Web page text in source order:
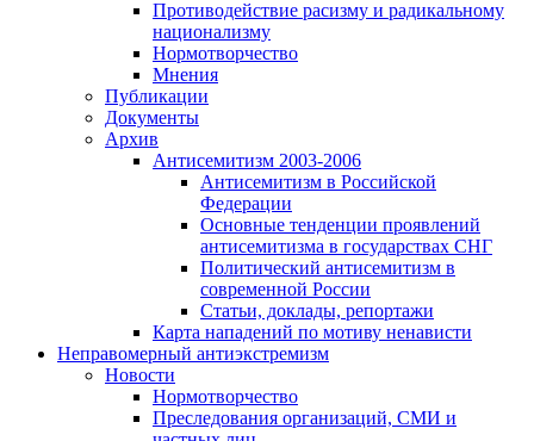
Противодействие расизму и радикальному
национализму
Нормотворчество
Мнения
Публикации
Документы
Архив
Антисемитизм 2003-2006
Антисемитизм в Российской
Федерации
Основные тенденции проявлений
антисемитизма в государствах СНГ
Политический антисемитизм в
современной России
Статьи, доклады, репортажи
Карта нападений по мотиву ненависти
Неправомерный антиэкстремизм
Новости
Нормотворчество
Преследования организаций, СМИ и